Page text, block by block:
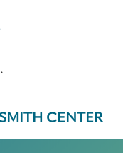
CENTER